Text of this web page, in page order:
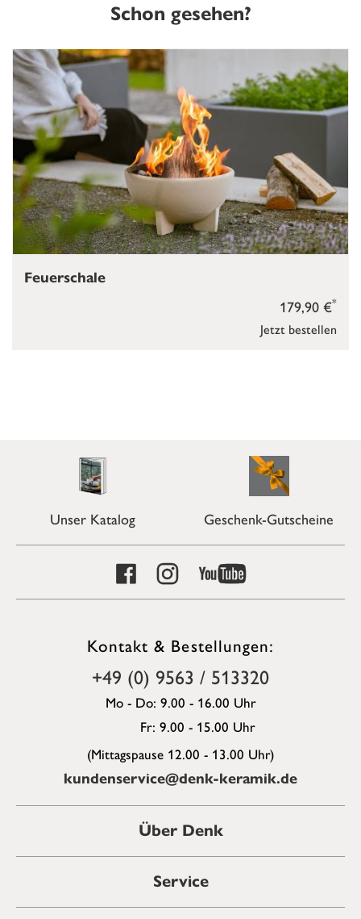
Schon gesehen?
Jetzt bestellen
179,90 €*
Feuerschale
Unser Katalog Geschenk-Gutscheine
Kontakt & Bestellungen:
+49 (0) 9563 / 513320
Mo - Do: 9.00 - 16.00 Uhr
Fr: 9.00 - 15.00 Uhr
(Mittagspause 12.00 - 13.00 Uhr)
kundenservice@denk-keramik.de
Über Denk
Service